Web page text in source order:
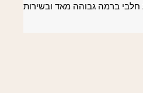
חלבי ברמה גבוהה מאד ובשירות